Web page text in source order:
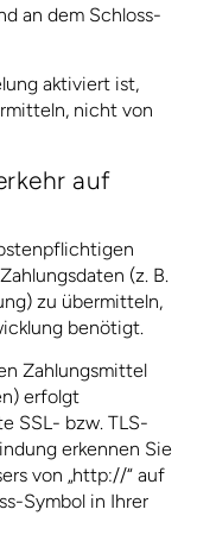
an dem Schloss-
aktiviert ist,
nicht von
auf
(z. B.
zu übermitteln,
benötigt.
Zahlungsmittel
erfolgt
SSL- bzw. TLS-
erkennen Sie
von „http://“ auf
Symbol in Ihrer